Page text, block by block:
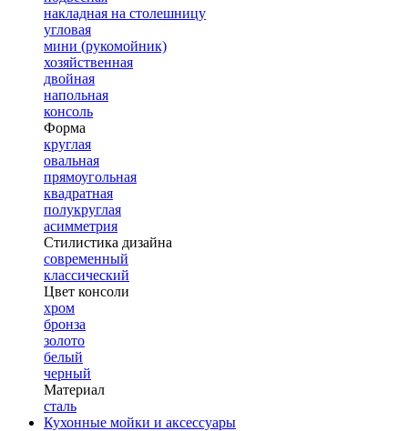
накладная на столешницу
угловая
мини (рукомойник)
хозяйственная
двойная
напольная
консоль
Форма
круглая
овальная
прямоугольная
квадратная
полукруглая
асимметрия
Стилистика дизайна
современный
классический
Цвет консоли
хром
бронза
золото
белый
черный
Материал
сталь
Кухонные мойки и аксессуары